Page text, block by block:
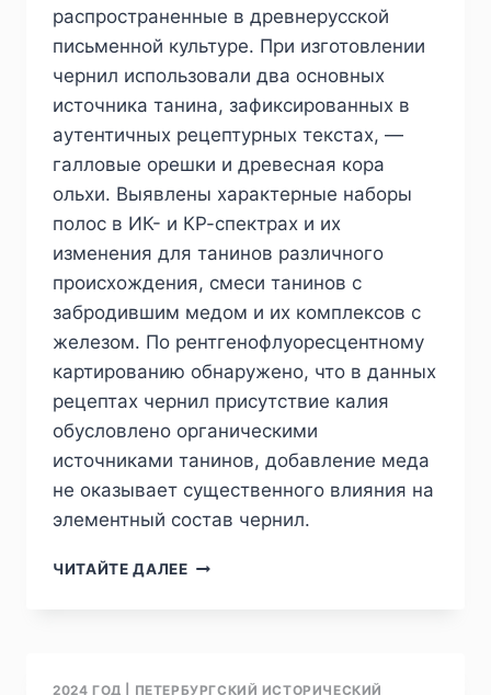
распространенные в древнерусской
письменной культуре. При изготовлении
чернил использовали два основных
источника танина, зафиксированных в
аутентичных рецептурных текстах, —
галловые орешки и древесная кора
ольхи. Выявлены характерные наборы
полос в ИК- и КР-спектрах и их
изменения для танинов различного
происхождения, смеси танинов с
забродившим медом и их комплексов с
железом. По рентгенофлуоресцентному
картированию обнаружено, что в данных
рецептах чернил присутствие калия
обусловлено органическими
источниками танинов, добавление меда
не оказывает существенного влияния на
элементный состав чернил.
ЧИТАЙТЕ ДАЛЕЕПИЖ
2024 ГОД
ПЕТЕРБУРГСКИЙ ИСТОРИЧЕСКИЙ